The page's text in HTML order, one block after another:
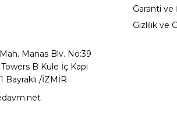
Garanti ve
Gizlilik ve
Manas Blv. No:39
B Kule İç Kapı
Bayraklı /İZMİR